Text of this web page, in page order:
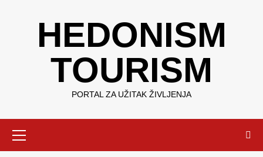
HEDONISM
TOURISM
PORTAL ZA UŽITAK ŽIVLJENJA
Menu